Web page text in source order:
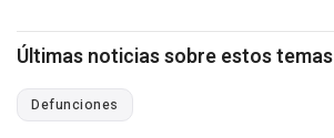
Últimas noticias sobre estos temas
Defunciones